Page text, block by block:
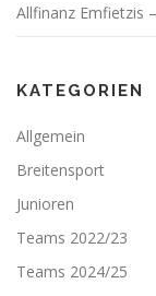
Allfinanz Emfietzis
KATEGORIEN
Allgemein
Breitensport
Junioren
Teams 2022/23
Teams 2024/25